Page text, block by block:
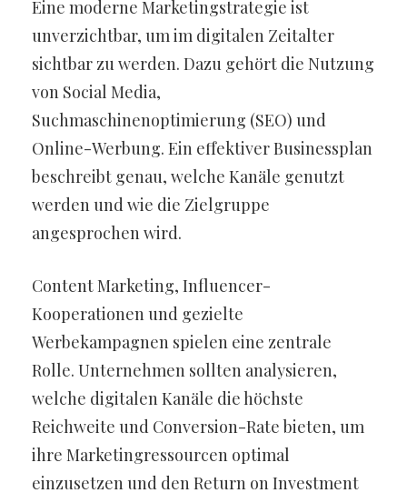
Eine moderne Marketingstrategie ist
unverzichtbar, um im digitalen Zeitalter
sichtbar zu werden. Dazu gehört die Nutzung
von Social Media,
Suchmaschinenoptimierung (SEO) und
Online-Werbung. Ein effektiver Businessplan
beschreibt genau, welche Kanäle genutzt
werden und wie die Zielgruppe
angesprochen wird.
Content Marketing, Influencer-
Kooperationen und gezielte
Werbekampagnen spielen eine zentrale
Rolle. Unternehmen sollten analysieren,
welche digitalen Kanäle die höchste
Reichweite und Conversion-Rate bieten, um
ihre Marketingressourcen optimal
einzusetzen und den Return on Investment